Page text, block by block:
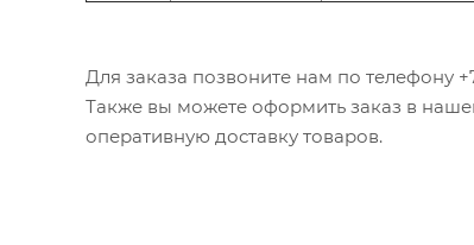
Для заказа позвоните нам по телефону
Также вы можете оформить заказ в
оперативную доставку товаров.